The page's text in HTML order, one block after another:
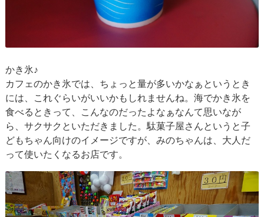
かき氷♪
カフェのかき氷では、ちょっと量が多いかなぁというとき
には、これぐらいがいいかもしれませんね。海でかき氷を
食べるときって、こんなのだったよなぁなんて思いなが
ら、サクサクといただきました。駄菓子屋さんというと子
どもちゃん向けのイメージですが、みのちゃんは、大人だ
って使いたくなるお店です。